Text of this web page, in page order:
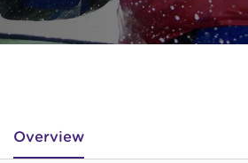
Overview